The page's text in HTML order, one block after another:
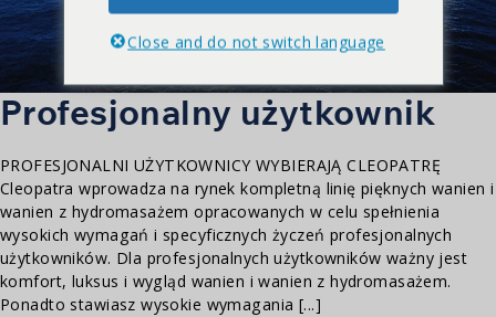
Profesjonalny użytkownik
PROFESJONALNI UŻYTKOWNICY WYBIERAJĄ CLEOPATRĘ
Cleopatra wprowadza na rynek kompletną linię pięknych wanien i
wanien z hydromasażem opracowanych w celu spełnienia
wysokich wymagań i specyficznych życzeń profesjonalnych
użytkowników. Dla profesjonalnych użytkowników ważny jest
komfort, luksus i wygląd wanien i wanien z hydromasażem.
Ponadto stawiasz wysokie wymagania [...]
Close and do not switch language